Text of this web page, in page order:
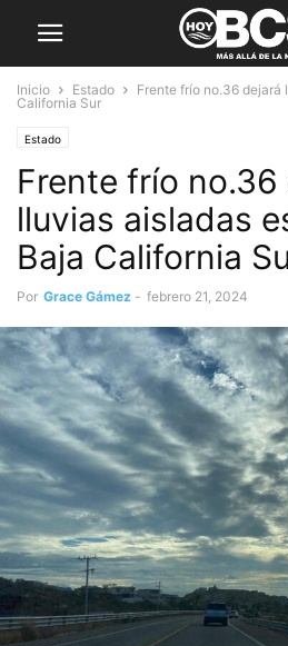
Inicio Estado
Frente frío no.36 dejará
California Sur
Estado
Frente frío no.36
lluvias aisladas
Baja California
Por Grace Gámez - febrero 21, 2024